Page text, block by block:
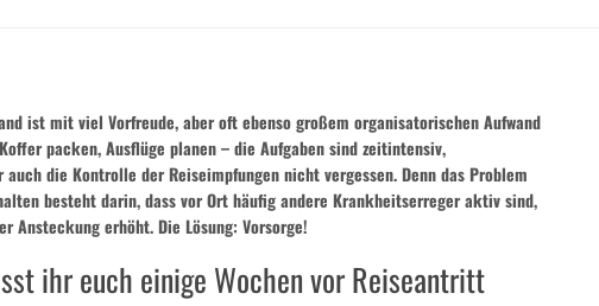
ist mit viel Vorfreude, aber oft ebenso großem organisatorischen Aufwand
packen, Ausflüge planen – die Aufgaben sind zeitintensiv,
die Kontrolle der Reiseimpfungen nicht vergessen. Denn das Problem
besteht darin, dass vor Ort häufig andere Krankheitserreger aktiv sind,
Ansteckung erhöht. Die Lösung: Vorsorge!
ihr euch einige Wochen vor Reiseantritt